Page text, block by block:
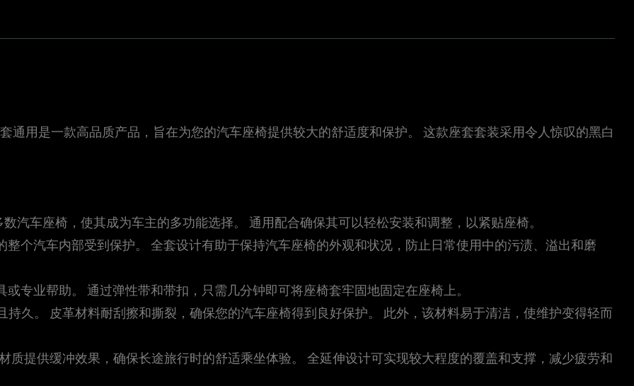
通用是一款高品质产品，旨在为您的汽车座椅提供较大的舒适度和保护。 这款座套套装采用令人惊叹的黑白
汽车座椅，使其成为车主的多功能选择。 通用配合确保其可以轻松安装和调整，以紧贴座椅。
个汽车内部受到保护。 全套设计有助于保持汽车座椅的外观和状况，防止日常使用中的污渍、溢出和磨
专业帮助。 通过弹性带和带扣，只需几分钟即可将座椅套牢固地固定在座椅上。
久。 皮革材料耐刮擦和撕裂，确保您的汽车座椅得到良好保护。 此外，该材料易于清洁，使维护变得轻而
质提供缓冲效果，确保长途旅行时的舒适乘坐体验。 全延伸设计可实现较大程度的覆盖和支撑，减少疲劳和